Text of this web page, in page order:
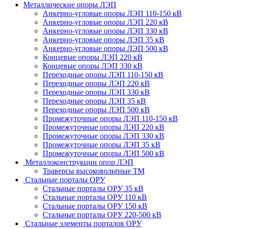
Металлические опоры ЛЭП
Анкерно-угловые опоры ЛЭП 110-150 кВ
Анкерно-угловые опоры ЛЭП 220 кВ
Анкерно-угловые опоры ЛЭП 330 кВ
Анкерно-угловые опоры ЛЭП 35 кВ
Анкерно-угловые опоры ЛЭП 500 кВ
Концевые опоры ЛЭП 220 кВ
Концевые опоры ЛЭП 330 кВ
Переходные опоры ЛЭП 110-150 кВ
Переходные опоры ЛЭП 220 кВ
Переходные опоры ЛЭП 330 кВ
Переходные опоры ЛЭП 35 кВ
Переходные опоры ЛЭП 500 кВ
Промежуточные опоры ЛЭП 110-150 кВ
Промежуточные опоры ЛЭП 220 кВ
Промежуточные опоры ЛЭП 330 кВ
Промежуточные опоры ЛЭП 35 кВ
Промежуточные опоры ЛЭП 500 кВ
Металлоконструкции опор ЛЭП
Траверсы высоковольтные ТМ
Стальные порталы ОРУ
Стальные порталы ОРУ 35 кВ
Стальные порталы ОРУ 110 кВ
Стальные порталы ОРУ 150 кВ
Стальные порталы ОРУ 220-500 кВ
Стальные элементы порталов ОРУ